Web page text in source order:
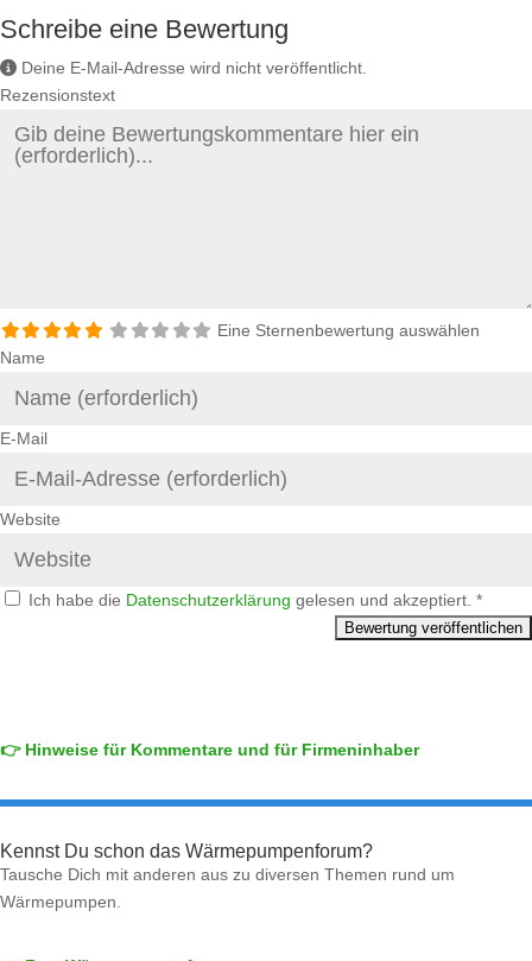
Schreibe eine Bewertung
Deine E-Mail-Adresse wird nicht veröffentlicht.
Rezensionstext
Eine Sternenbewertung auswählen
Name
E-Mail
Website
Ich habe die Datenschutzerklärung gelesen und akzeptiert. *
👉 Hinweise für Kommentare und für Firmeninhaber
Kennst Du schon das Wärmepumpenforum?
Tausche Dich mit anderen aus zu diversen Themen rund um
Wärmepumpen.